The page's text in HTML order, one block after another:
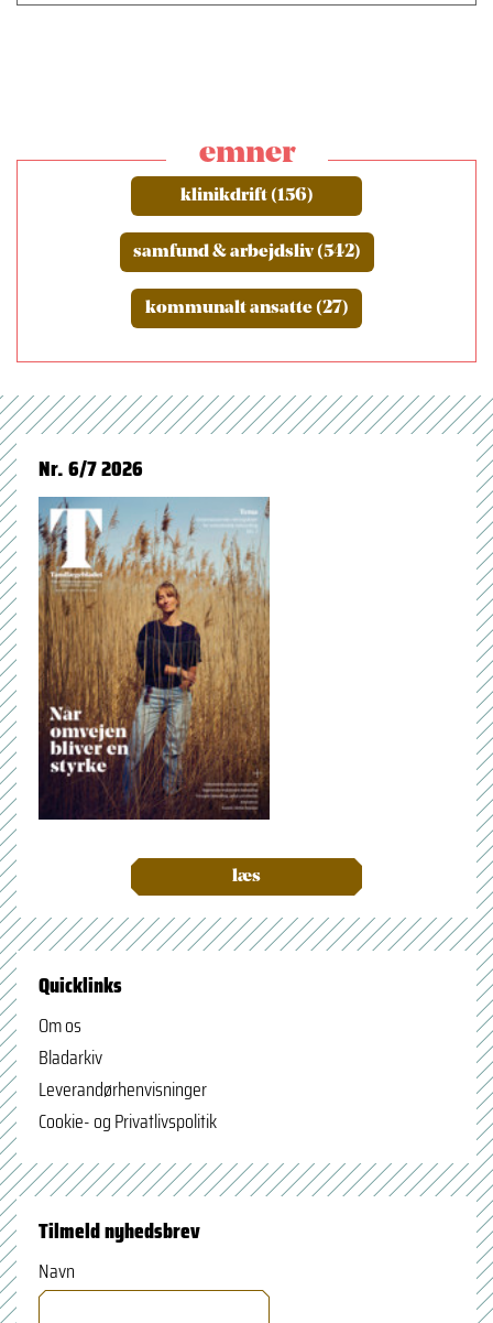
emner
klinikdrift (156)
samfund & arbejdsliv (542)
kommunalt ansatte (27)
Nr. 6/7 2026
læs
Quicklinks
Om os
Bladarkiv
Leverandørhenvisninger
Cookie- og Privatlivspolitik
Tilmeld nyhedsbrev
Navn